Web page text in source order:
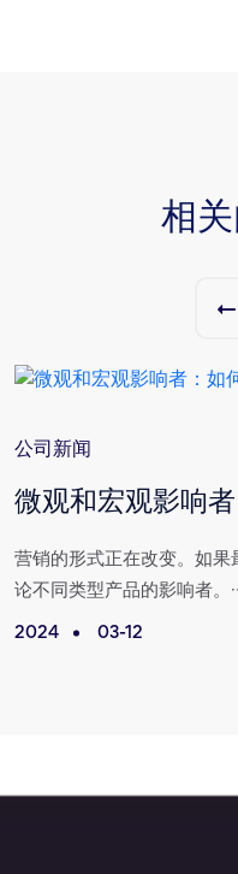
相
公司新闻
微观和宏观影响
营销的形式正在改变。如
论不同类型产品的影响者。
2024 03-12